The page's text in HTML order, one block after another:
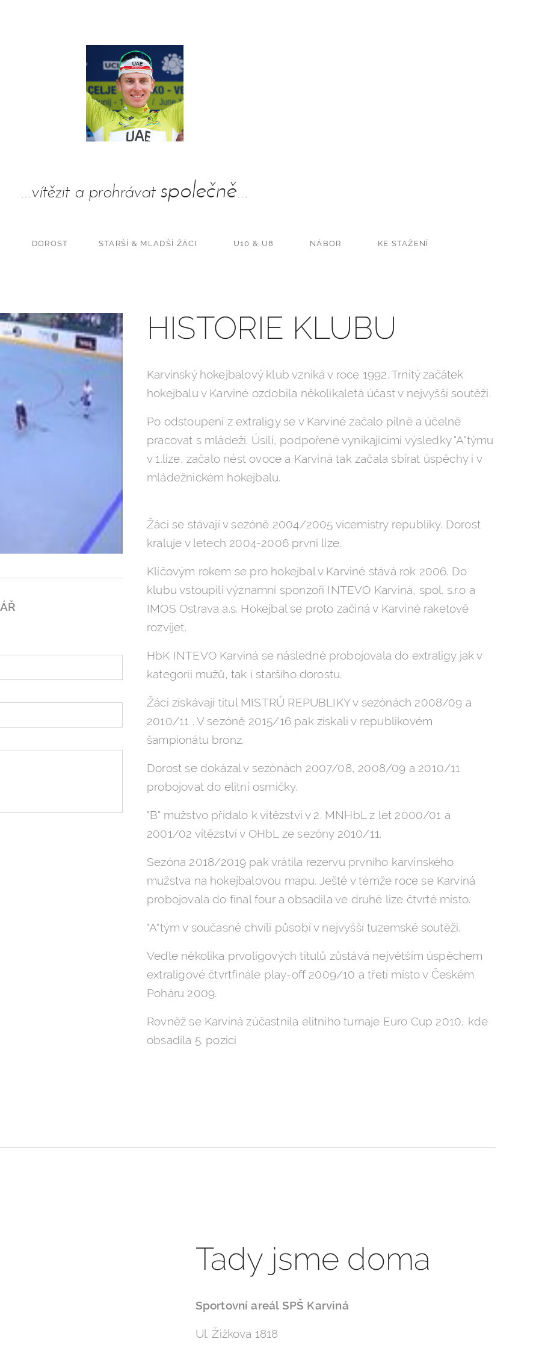
...vítězit a prohrávatspolečně...
DOROST STARŠÍ & MLADŠÍ ŽÁCI U10 & U8 NÁBOR KE STAŽENÍ
HISTORIE KLUBU
Karvinský hokejbalový klub vzniká v roce 1992. Trnitý začátek
hokejbalu v Karviné ozdobila několikaletá účast v nejvyšší soutěži.
Po odstoupení z extraligy se v Karviné začalo pilně a účelně
pracovat s mládeží. Úsilí, podpořené vynikajícími výsledky "A"týmu
v 1.lize, začalo nést ovoce a Karviná tak začala sbírat úspěchy i v
mládežnickém hokejbalu.
Žáci se stávají v sezóně 2004/2005 vícemistry republiky. Dorost
kraluje v letech 2004-2006 první lize.
Klíčovým rokem se pro hokejbal v Karviné stává rok 2006. Do
klubu vstoupili významní sponzoři INTEVO Karviná, spol. s.r.o a
IMOS Ostrava a.s. Hokejbal se proto začíná v Karviné raketově
rozvíjet.
HbK INTEVO Karviná se následně probojovala do extraligy jak v
kategorii mužů, tak i staršího dorostu.
Žáci získávají titul MISTRŮ REPUBLIKY v sezónách 2008/09 a
2010/11 . V sezóně 2015/16 pak získali v republikovém
šampionátu bronz.
Dorost se dokázal v sezónách 2007/08, 2008/09 a 2010/11
probojovat do elitní osmičky.
"B" mužstvo přidalo k vítězství v 2. MNHbL z let 2000/01 a
2001/02 vítězství v OHbL ze sezóny 2010/11.
Sezóna 2018/2019 pak vrátila rezervu prvního karvinského
mužstva na hokejbalovou mapu. Ještě v témže roce se Karviná
probojovala do final four a obsadila ve druhé lize čtvrté místo.
"A"tým v současné chvíli působí v nejvyšší tuzemské soutěži.
Vedle několika prvoligových titulů zůstává největším úspěchem
extraligové čtvrtfinále play-off 2009/10 a třetí místo v Českém
Poháru 2009.
Rovněž se Karviná zúčastnila elitního turnaje Euro Cup 2010, kde
obsadila 5. pozici
Tady jsme doma
Sportovní areál SPŠ Karviná
Ul. Žižkova 1818